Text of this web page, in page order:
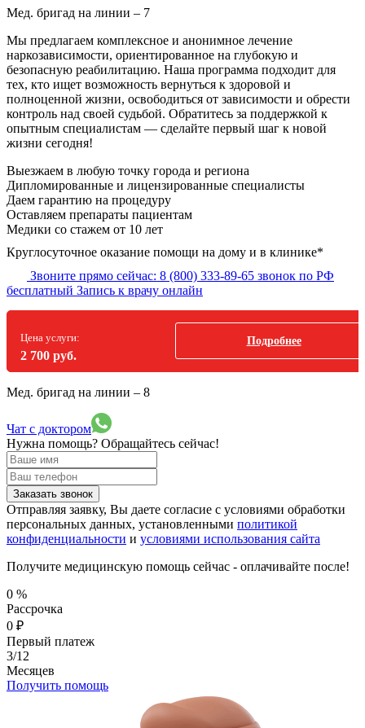
Мед. бригад на линии – 7
Мы предлагаем комплексное и анонимное лечение
наркозависимости, ориентированное на глубокую и
безопасную реабилитацию. Наша программа подходит для
тех, кто ищет возможность вернуться к здоровой и
полноценной жизни, освободиться от зависимости и обрести
контроль над своей судьбой. Обратитесь за поддержкой к
опытным специалистам — сделайте первый шаг к новой
жизни сегодня!
Выезжаем в любую точку города и региона
Дипломированные и лицензированные специалисты
Даем гарантию на процедуру
Оставляем препараты пациентам
Медики со стажем от 10 лет
Круглосуточное оказание помощи на дому и в клинике*
Звоните прямо сейчас: 8 (800) 333-89-65 звонок по РФ
бесплатный Запись к врачу онлайн
Цена услуги:
2 700 руб.
Подробнее
Мед. бригад на линии – 8
Чат с доктором
Нужна помощь? Обращайтесь сейчас!
Заказать звонок
Отправляя заявку, Вы даете согласие с условиями обработки
персональных данных, установленными политикой
конфиденциальности и условиями использования сайта
Получите медицинскую помощь сейчас - оплачивайте после!
0 %
Рассрочка
0 ₽
Первый платеж
3/12
Месяцев
Получить помощь